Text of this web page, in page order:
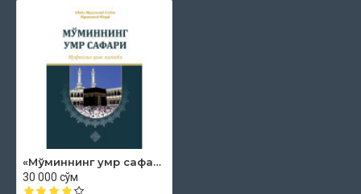
йўлидаги хайрли ишлардан бири сифатида қабул айлашидан
ва уни мусулмонлар учун манфаатли қилишидан
умидвормиз.
Муаллиф:Шайх Муҳаммад Содиқ Муҳаммад Юсуф
«Hilol-Nashr» нашриёт-матбааси
2025 йил (2019, 2018, 2017, 2021, 2022, 2023, 2024)
Ҳажми:232 бет
ISBN:978-9910-687-56-3
Ўлчами: 84×108 1/32
«Мўминнинг умр сафари» - муфассал ҳаж китоби
30 000 сўм